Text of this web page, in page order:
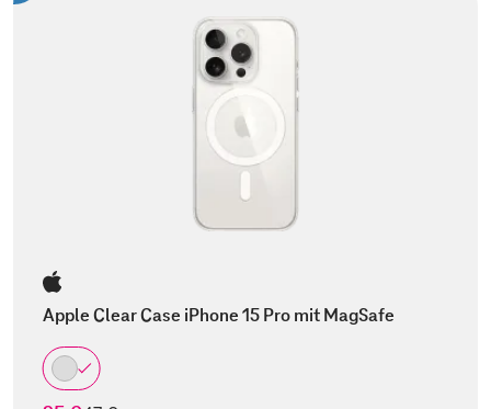
Apple Clear Case iPhone 15 Pro mit MagSafe